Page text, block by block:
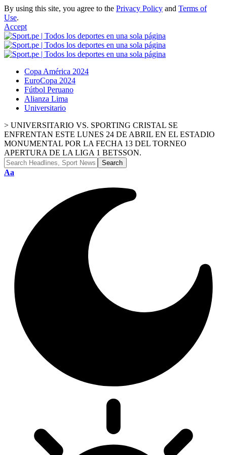
By using this site, you agree to the Privacy Policy and Terms of
Use.
Accept
Copa América 2024
EuroCopa 2024
Fútbol Peruano
Alianza Lima
Universitario
> UNIVERSITARIO VS. SPORTING CRISTAL SE
ENFRENTAN ESTE LUNES 24 DE ABRIL EN EL ESTADIO
MONUMENTAL POR LA FECHA 13 DEL TORNEO
APERTURA DE LA LIGA 1 BETSSON.
Aa